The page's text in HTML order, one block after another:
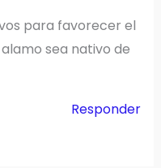
para favorecer el
sea nativo de
Responder